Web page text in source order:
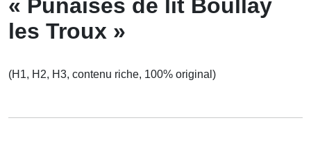
« Punaises de lit Boullay
les Troux »
(H1, H2, H3, contenu riche, 100% original)